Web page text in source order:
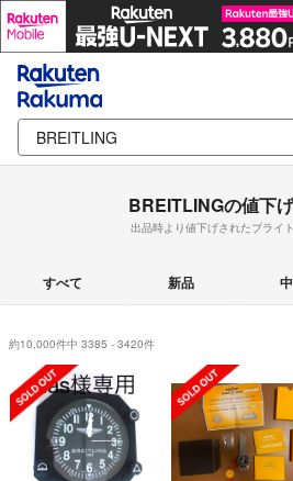
BREITLINGの値下
出品時より値下げされたブライ
すべて 新品
約10,000件中 3385 - 3420件